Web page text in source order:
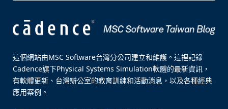
這個網站由MSC Software台灣分公司建立和維護。這裡記錄
Cadence旗下Physical Systems Simulation軟體的最新資訊，
有軟體更新、台灣辦公室的教育訓練和活動消息，以及各種經典
應用案例。